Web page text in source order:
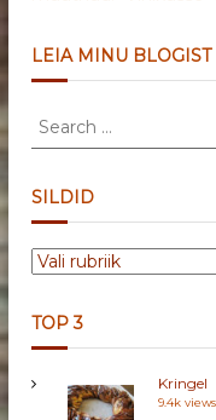
LEIA MINU BLOGIST
S
r
c
h
f
r
:
SILDID
S
D
D
TOP 3
Kringel
9.4k views